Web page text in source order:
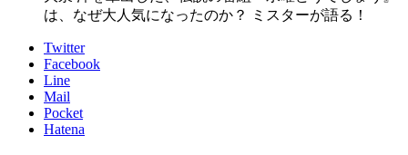
は、なぜ大人気になったのか？ ミスターが語る！
Twitter
Facebook
Line
Mail
Pocket
Hatena